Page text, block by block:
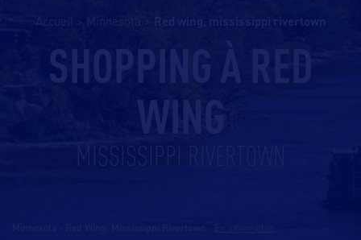
Accueil Minnesota red wing, mississippi rivertown
SHOPPING À RED
WING